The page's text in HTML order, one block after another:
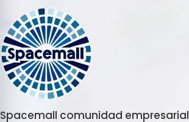
Spacemall comunidad empresarial